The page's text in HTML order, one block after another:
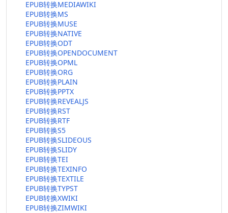
EPUB转换MEDIAWIKI
EPUB转换MS
EPUB转换MUSE
EPUB转换NATIVE
EPUB转换ODT
EPUB转换OPENDOCUMENT
EPUB转换OPML
EPUB转换ORG
EPUB转换PLAIN
EPUB转换PPTX
EPUB转换REVEALJS
EPUB转换RST
EPUB转换RTF
EPUB转换S5
EPUB转换SLIDEOUS
EPUB转换SLIDY
EPUB转换TEI
EPUB转换TEXINFO
EPUB转换TEXTILE
EPUB转换TYPST
EPUB转换XWIKI
EPUB转换ZIMWIKI